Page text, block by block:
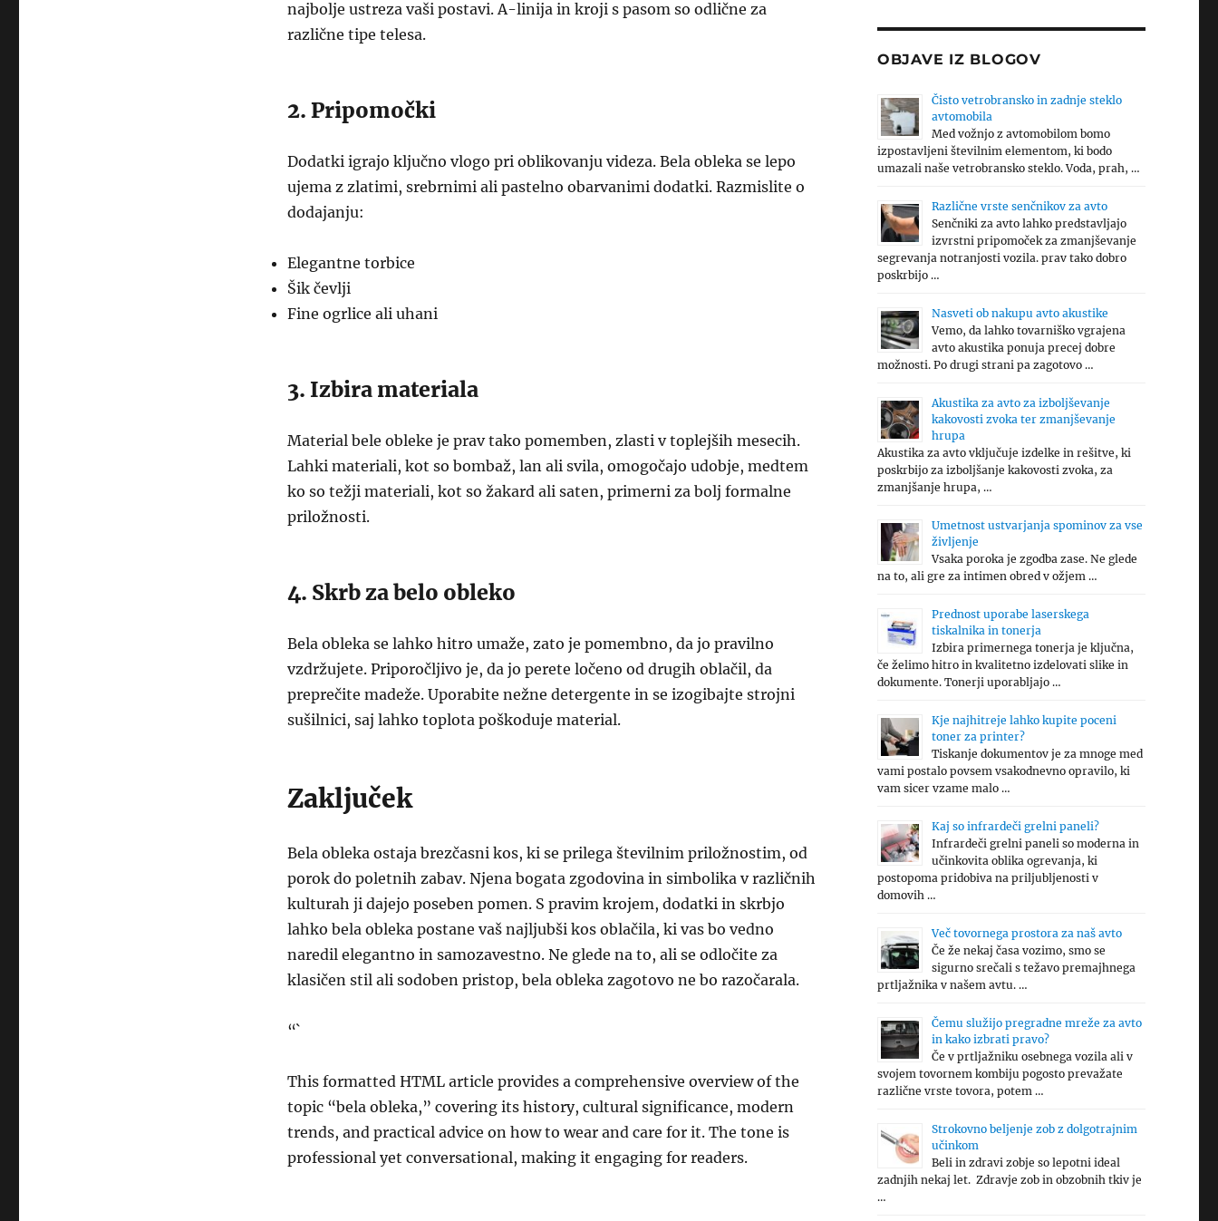
najbolje ustreza vaši postavi. A-linija in kroji s pasom so odlične za
različne tipe telesa.
2. Pripomočki
Dodatki igrajo ključno vlogo pri oblikovanju videza. Bela obleka se lepo
ujema z zlatimi, srebrnimi ali pastelno obarvanimi dodatki. Razmislite o
dodajanju:
Elegantne torbice
Šik čevlji
Fine ogrlice ali uhani
3. Izbira materiala
Material bele obleke je prav tako pomemben, zlasti v toplejših mesecih.
Lahki materiali, kot so bombaž, lan ali svila, omogočajo udobje, medtem
ko so težji materiali, kot so žakard ali saten, primerni za bolj formalne
priložnosti.
4. Skrb za belo obleko
Bela obleka se lahko hitro umaže, zato je pomembno, da jo pravilno
vzdržujete. Priporočljivo je, da jo perete ločeno od drugih oblačil, da
preprečite madeže. Uporabite nežne detergente in se izogibajte strojni
sušilnici, saj lahko toplota poškoduje material.
Zaključek
Bela obleka ostaja brezčasni kos, ki se prilega številnim priložnostim, od
porok do poletnih zabav. Njena bogata zgodovina in simbolika v različnih
kulturah ji dajejo poseben pomen. S pravim krojem, dodatki in skrbjo
lahko bela obleka postane vaš najljubši kos oblačila, ki vas bo vedno
naredil elegantno in samozavestno. Ne glede na to, ali se odločite za
klasičen stil ali sodoben pristop, bela obleka zagotovo ne bo razočarala.
“`
This formatted HTML article provides a comprehensive overview of the
topic “bela obleka,” covering its history, cultural significance, modern
trends, and practical advice on how to wear and care for it. The tone is
professional yet conversational, making it engaging for readers.
OBJAVE IZ BLOGOV
Čisto vetrobransko in zadnje steklo
avtomobila
Med vožnjo z avtomobilom bomo
izpostavljeni številnim elementom, ki bodo
umazali naše vetrobransko steklo. Voda, prah, …
Različne vrste senčnikov za avto
Senčniki za avto lahko predstavljajo
izvrstni pripomoček za zmanjševanje
segrevanja notranjosti vozila. prav tako dobro
poskrbijo …
Nasveti ob nakupu avto akustike
Vemo, da lahko tovarniško vgrajena
avto akustika ponuja precej dobre
možnosti. Po drugi strani pa zagotovo …
Akustika za avto za izboljševanje
kakovosti zvoka ter zmanjševanje
hrupa
Akustika za avto vključuje izdelke in rešitve, ki
poskrbijo za izboljšanje kakovosti zvoka, za
zmanjšanje hrupa, …
Umetnost ustvarjanja spominov za vse
življenje
Vsaka poroka je zgodba zase. Ne glede
na to, ali gre za intimen obred v ožjem …
Prednost uporabe laserskega
tiskalnika in tonerja
Izbira primernega tonerja je ključna,
če želimo hitro in kvalitetno izdelovati slike in
dokumente. Tonerji uporabljajo …
Kje najhitreje lahko kupite poceni
toner za printer?
Tiskanje dokumentov je za mnoge med
vami postalo povsem vsakodnevno opravilo, ki
vam sicer vzame malo …
Kaj so infrardeči grelni paneli?
Infrardeči grelni paneli so moderna in
učinkovita oblika ogrevanja, ki
postopoma pridobiva na priljubljenosti v
domovih …
Več tovornega prostora za naš avto
Če že nekaj časa vozimo, smo se
sigurno srečali s težavo premajhnega
prtljažnika v našem avtu. …
Čemu služijo pregradne mreže za avto
in kako izbrati pravo?
Če v prtljažniku osebnega vozila ali v
svojem tovornem kombiju pogosto prevažate
različne vrste tovora, potem …
Strokovno beljenje zob z dolgotrajnim
učinkom
Beli in zdravi zobje so lepotni ideal
zadnjih nekaj let. Zdravje zob in obzobnih tkiv je
…